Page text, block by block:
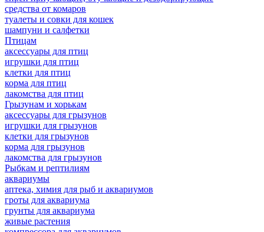
средства от комаров
туалеты и совки для кошек
шампуни и салфетки
Птицам
аксессуары для птиц
игрушки для птиц
клетки для птиц
корма для птиц
лакомства для птиц
Грызунам и хорькам
аксессуары для грызунов
игрушки для грызунов
клетки для грызунов
корма для грызунов
лакомства для грызунов
Рыбкам и рептилиям
аквариумы
аптека, химия для рыб и аквариумов
гроты для аквариума
грунты для аквариума
живые растения